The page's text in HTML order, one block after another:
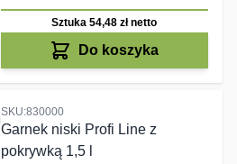
Sztuka 54,48 złnetto
Do koszyka
SKU:830000
Garnek niski Profi Line z
pokrywką 1,5 l